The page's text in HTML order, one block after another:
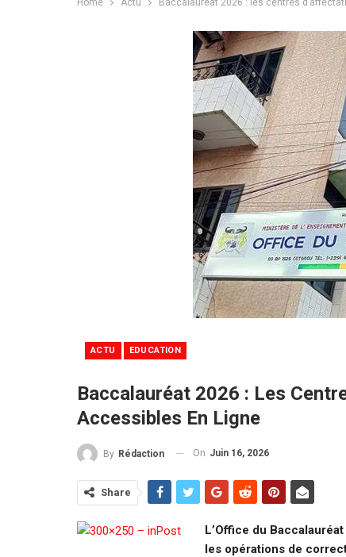
Home Actu Baccalauréat 2026 : les centres
ACTU EDUCATION
Baccalauréat 2026 : Les
Accessibles En Ligne
By Rédaction On Juin 16, 2026
Share
L’Office du
les opérations de